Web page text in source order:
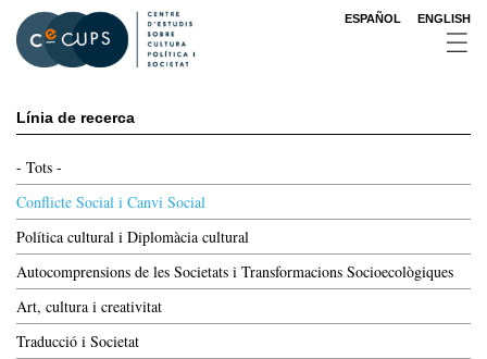
contingut
ESPAÑOL ENGLISH
Línia de recerca
- Tots -
Conflicte Social i Canvi Social
Política cultural i Diplomàcia cultural
Autocomprensions de les Societats i Transformacions Socioecològiques
Art, cultura i creativitat
Traducció i Societat